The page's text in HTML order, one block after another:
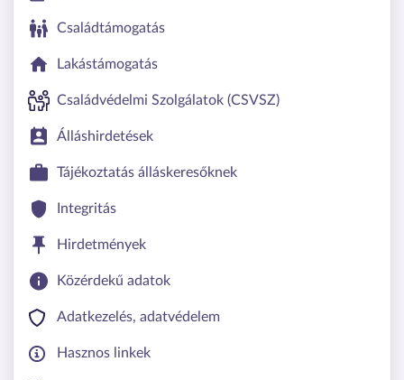
Családtámogatás
Lakástámogatás
Családvédelmi Szolgálatok (CSVSZ)
Álláshirdetések
Tájékoztatás álláskeresőknek
Integritás
Hirdetmények
Közérdekű adatok
Adatkezelés, adatvédelem
Hasznos linkek